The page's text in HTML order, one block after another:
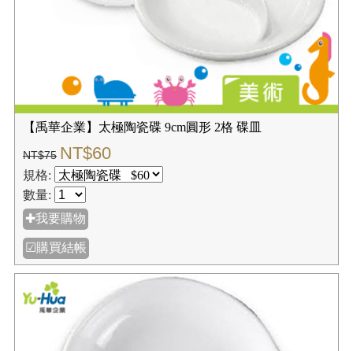
【禹華企業】太極陶瓷碟 9cm圓形 2格 碟皿
NT$75 NT$60
規格:
數量:
✚我要購物
☑購買結帳